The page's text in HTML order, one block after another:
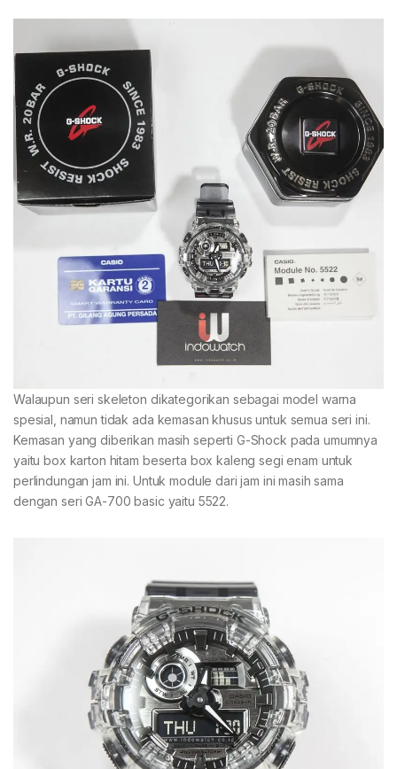
Walaupun seri skeleton dikategorikan sebagai model warna
spesial, namun tidak ada kemasan khusus untuk semua seri ini.
Kemasan yang diberikan masih seperti G-Shock pada umumnya
yaitu box karton hitam beserta box kaleng segi enam untuk
perlindungan jam ini. Untuk module dari jam ini masih sama
dengan seri GA-700 basic yaitu 5522.